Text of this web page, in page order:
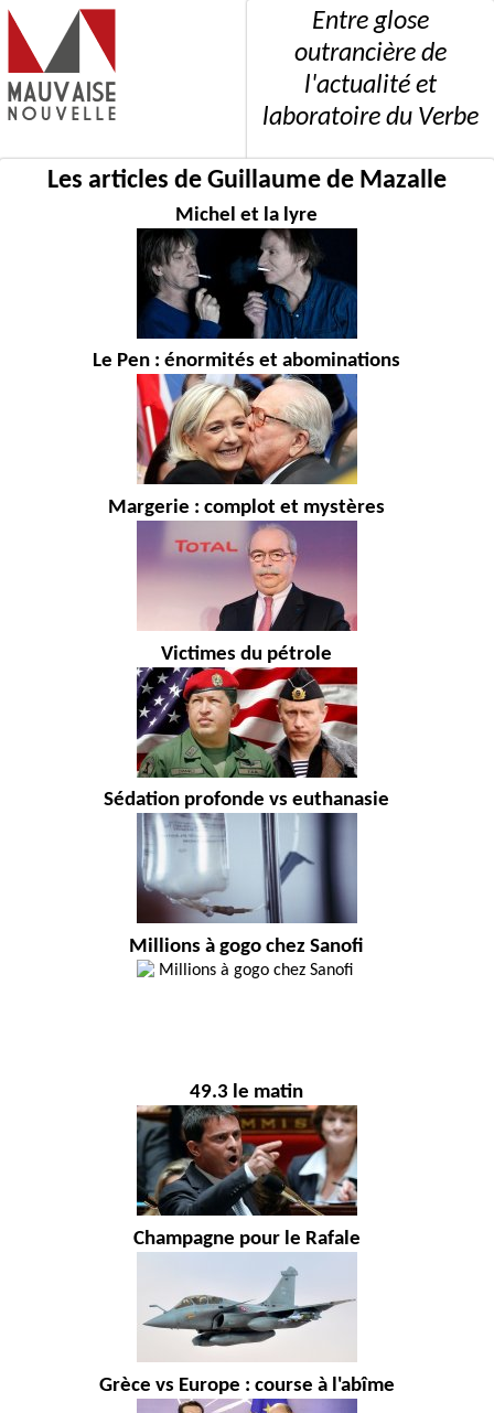
Entre glose
outrancière de
l'actualité et
laboratoire du Verbe
Les articles de Guillaume de Mazalle
Michel et la lyre
Le Pen : énormités et abominations
Margerie : complot et mystères
Victimes du pétrole
Sédation profonde vs euthanasie
Millions à gogo chez Sanofi
49.3 le matin
Champagne pour le Rafale
Grèce vs Europe : course à l'abîme